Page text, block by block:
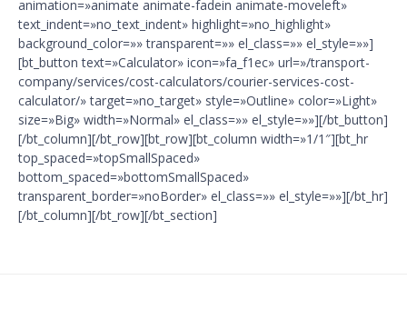
animation=»animate animate-fadein animate-moveleft»
text_indent=»no_text_indent» highlight=»no_highlight»
background_color=»» transparent=»» el_class=»» el_style=»»]
[bt_button text=»Calculator» icon=»fa_f1ec» url=»/transport-
company/services/cost-calculators/courier-services-cost-
calculator/» target=»no_target» style=»Outline» color=»Light»
size=»Big» width=»Normal» el_class=»» el_style=»»][/bt_button]
[/bt_column][/bt_row][bt_row][bt_column width=»1/1″][bt_hr
top_spaced=»topSmallSpaced»
bottom_spaced=»bottomSmallSpaced»
transparent_border=»noBorder» el_class=»» el_style=»»][/bt_hr]
[/bt_column][/bt_row][/bt_section]